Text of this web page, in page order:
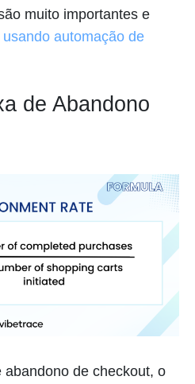
muito importantes e
automação de
de Abandono
de checkout, o